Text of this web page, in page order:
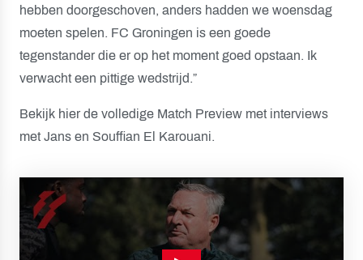
hebben doorgeschoven, anders hadden we woensdag
moeten spelen. FC Groningen is een goede
tegenstander die er op het moment goed opstaan. Ik
verwacht een pittige wedstrijd.”
Bekijk hier de volledige Match Preview met interviews
met Jans en Souffian El Karouani.